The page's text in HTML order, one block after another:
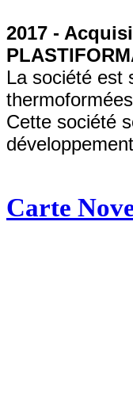
2017 -
La société est
Cette société
Carte